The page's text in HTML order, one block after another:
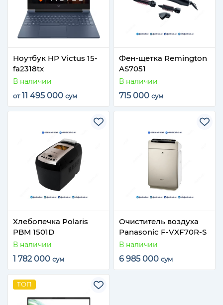
Ноутбук HP Victus 15-
fa2318tx
В наличии
от11 495 000 сум
Фен-щетка Remington
AS7051
В наличии
715 000 сум
Хлебопечка Polaris
PBM 1501D
В наличии
1 782 000 сум
Очиститель воздуха
Panasonic F-VXF70R-S
В наличии
6 985 000 сум
ТОП